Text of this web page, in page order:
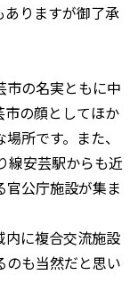
りますが御了承
の名実ともに中
の顔としてほか
所です。また、
線安芸駅からも近
官公庁施設が集ま
に複合交流施設
のも当然だと思い